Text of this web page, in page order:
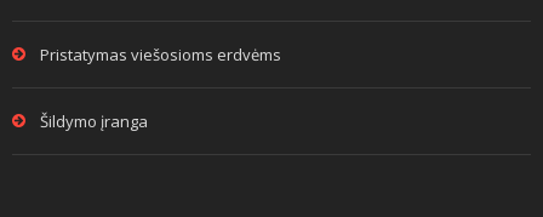
Pristatymas viešosioms erdvėms
Šildymo įranga